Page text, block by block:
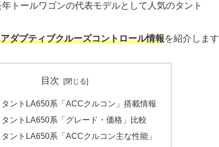
トールワゴンの代表モデルとして人気のタント
ダプティブクルーズコントロール情報を紹介します
目次
ントLA650系「ACCクルコン」搭載情報
ントLA650系「グレード・価格」比較
ントLA650系「ACCクルコン主な性能」